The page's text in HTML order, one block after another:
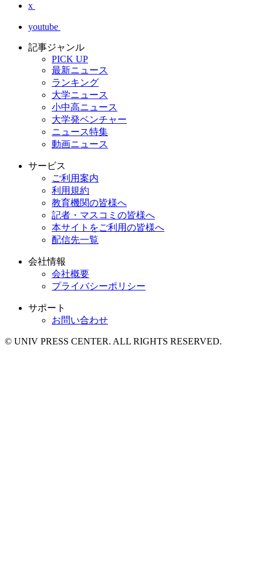
x
youtube
記事ジャンル
PICK UP
最新ニュース
ランキング
大学ニュース
小中高ニュース
大学発ベンチャー
ニュース特集
動画ニュース
サービス
ご利用案内
利用規約
教育機関の皆様へ
記者・マスコミの皆様へ
本サイトをご利用の皆様へ
配信先一覧
会社情報
会社概要
プライバシーポリシー
サポート
お問い合わせ
© UNIV PRESS CENTER. ALL RIGHTS RESERVED.